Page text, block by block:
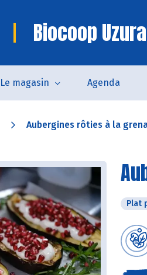
Biocoop
Le magasin Agenda
Aubergines rôties à la
Plat